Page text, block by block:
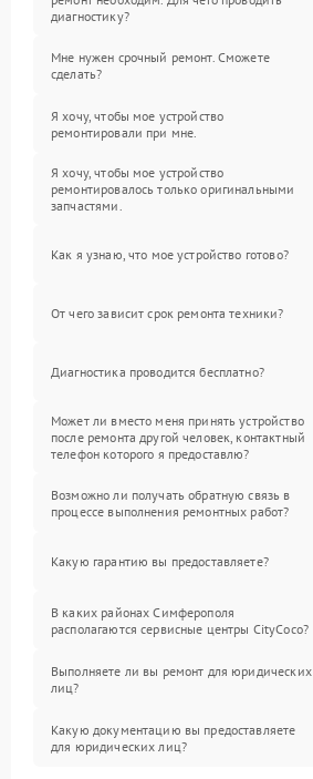
диагностику?
Мне нужен срочный ремонт. Сможете
сделать?
Я хочу, чтобы мое устройство
ремонтировали при мне.
Я хочу, чтобы мое устройство
ремонтировалось только оригинальными
запчастями.
Как я узнаю, что мое устройство готово?
От чего зависит срок ремонта техники?
Диагностика проводится бесплатно?
Может ли вместо меня принять устройство
после ремонта другой человек, контактный
телефон которого я предоставлю?
Возможно ли получать обратную связь в
процессе выполнения ремонтных работ?
Какую гарантию вы предоставляете?
В каких районах Симферополя
располагаются сервисные центры CityCoco?
Выполняете ли вы ремонт для юридических
лиц?
Какую документацию вы предоставляете
для юридических лиц?